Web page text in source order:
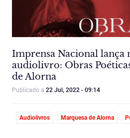
Imprensa Nacional lança
audiolivro: Obras
de Alorna
Publicado a 22 Jul, 2022 - 09:14
Audiolivros Marquesa de Alorna